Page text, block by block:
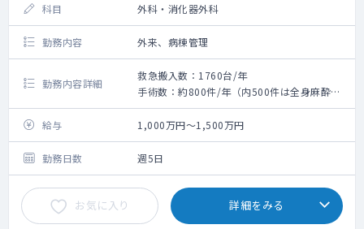
科目 外科・消化器外科
勤務内容 外来、病棟管理
勤務内容詳細
救急搬入数：1760台/年
手術数：約800件/年（内500件は全身麻酔手
術となります）
常勤医師体制：5名（上部・下部・肝胆膵医師
がそろっています）
外科学会・消化器外科学会の専門医・指導医
をお持ちの先生がいるため
指導体制も充実しています。
※外科学会・消化器外科学会の認定施設とな
ります。
給与 1,000万円～1,500万円
勤務日数 週5日
お気に入り 詳細をみる